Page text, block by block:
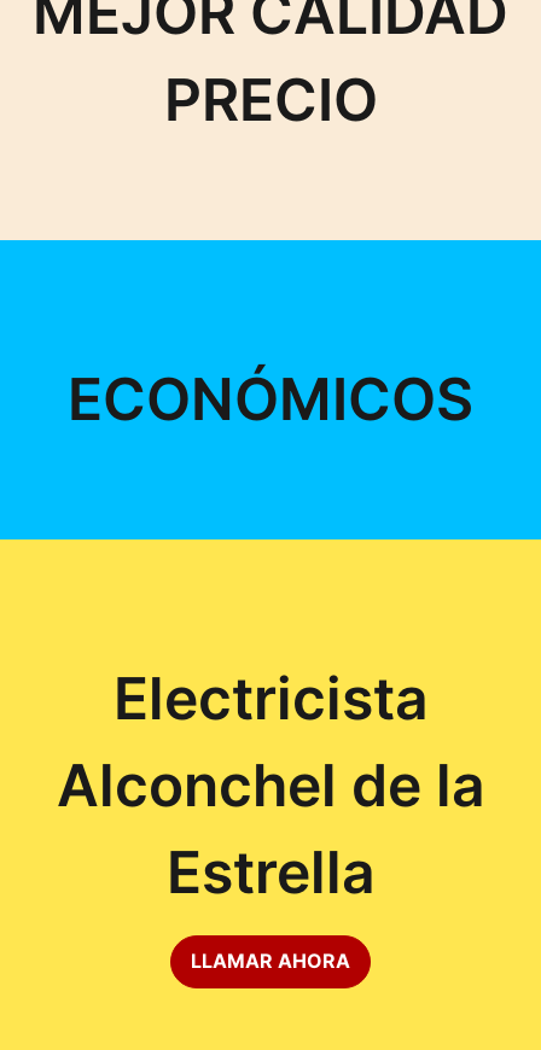
PRECIO
ECONÓMICOS
Electricista
Alconchel de la
Estrella
LLAMAR AHORA